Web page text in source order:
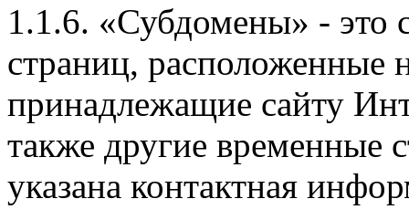
1.1.6. «Субдомены» - это
страниц, расположенные
принадлежащие сайту
также другие временные
указана контактная